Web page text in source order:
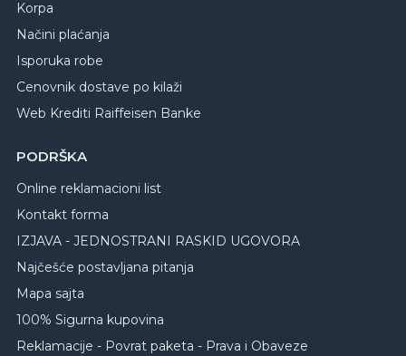
Korpa
Načini plaćanja
Isporuka robe
Cenovnik dostave po kilaži
Web Krediti Raiffeisen Banke
PODRŠKA
Online reklamacioni list
Kontakt forma
IZJAVA - JEDNOSTRANI RASKID UGOVORA
Najčešće postavljana pitanja
Mapa sajta
100% Sigurna kupovina
Reklamacije - Povrat paketa - Prava i Obaveze